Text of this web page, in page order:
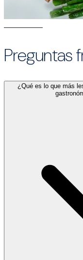
Preguntas
¿Qué es lo que más